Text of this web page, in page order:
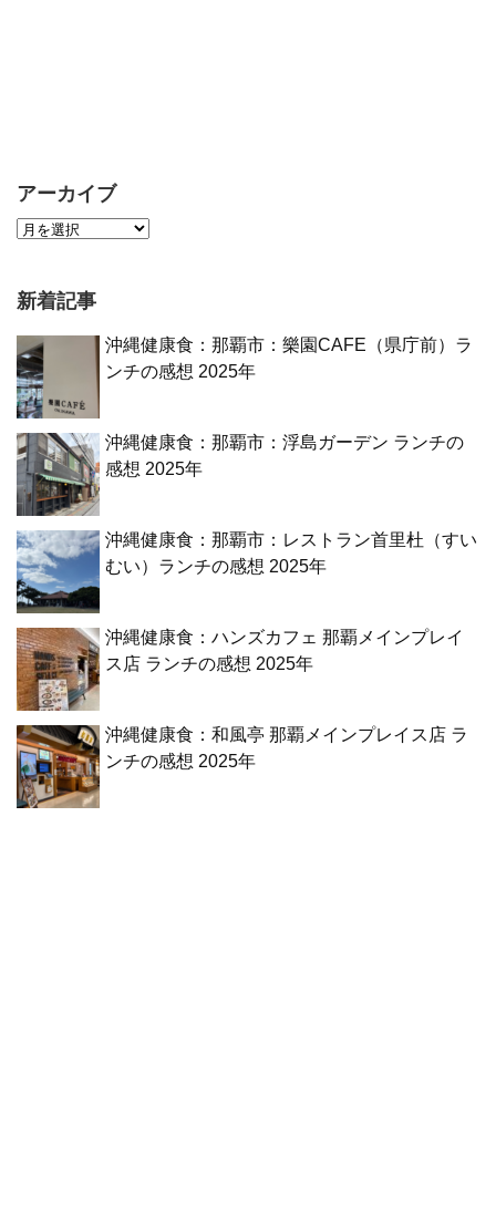
アーカイブ
新着記事
沖縄健康食：那覇市：樂園CAFE（県庁前）ラ
ンチの感想 2025年
沖縄健康食：那覇市：浮島ガーデン ランチの
感想 2025年
沖縄健康食：那覇市：レストラン首里杜（すい
むい）ランチの感想 2025年
沖縄健康食：ハンズカフェ 那覇メインプレイ
ス店 ランチの感想 2025年
沖縄健康食：和風亭 那覇メインプレイス店 ラ
ンチの感想 2025年